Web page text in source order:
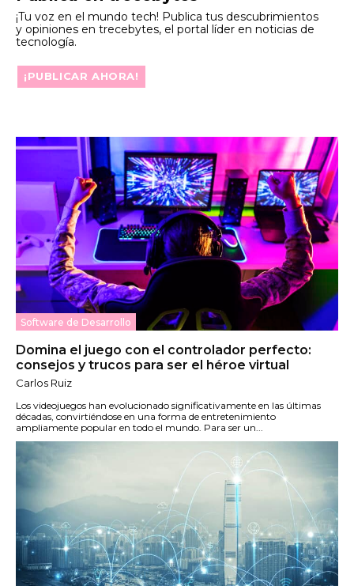
¡Tu voz en el mundo tech! Publica tus descubrimientos
y opiniones en trecebytes, el portal líder en noticias de
tecnología.
¡PUBLICAR AHORA!
Software de Desarrollo
Domina el juego con el controlador perfecto:
consejos y trucos para ser el héroe virtual
Carlos Ruiz
Los videojuegos han evolucionado significativamente en las últimas
décadas, convirtiéndose en una forma de entretenimiento
ampliamente popular en todo el mundo. Para ser un...